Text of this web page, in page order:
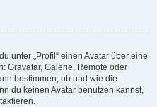
unter „Profil“ einen Avatar über eine
Gravatar, Galerie, Remote oder
bestimmen, ob und wie die
du keinen Avatar benutzen kannst,